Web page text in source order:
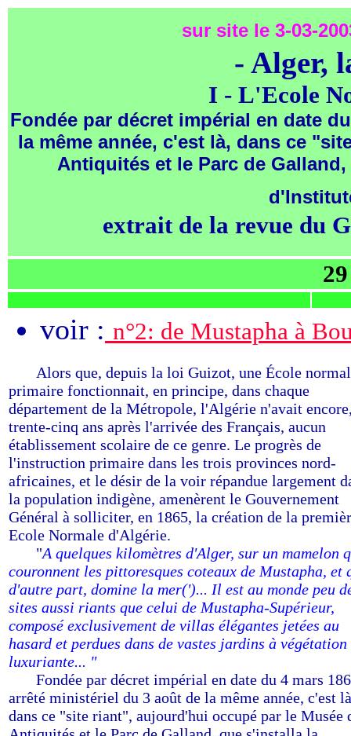
sur site le 3-03-
- Alger,
I - L'Ecole
Fondée par décret impérial en date
la même année, c'est là, dans ce
Antiquités et le Parc de
extrait de la revue du
voir : n°2: de Mustapha à
Alors que, depuis la loi Guizot, une École
primaire fonctionnait, en principe, dans chaque
département de la Métropole, l'Algérie n'avait
trente-cinq ans après l'arrivée des Français, aucun
établissement scolaire de ce genre. Le progrès de
l'instruction primaire dans les trois provinces nord-
africaines, et le désir de la voir répandue largement
la population indigène, amenèrent le Gouvernement
Général à solliciter, en 1865, la création de la
Ecole Normale d'Algérie.
"A quelques kilomètres d'Alger, sur un mamelon
couronnent les pittoresques coteaux de Mustapha, et
d'autre part, domine la mer(')... Il est au monde peu
sites aussi riants que celui de Mustapha-Supérieur,
composé exclusivement de villas élégantes jetées au
hasard et perdues dans de vastes jardins à végétation
luxuriante... "
Fondée par décret impérial en date du 4 mars
arrêté ministériel du 3 août de la même année, c'est
dans ce "site riant", aujourd'hui occupé par le Musée